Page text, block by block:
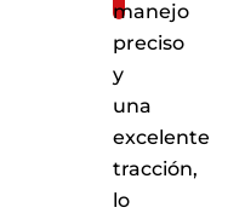
manejo
preciso
y
una
excelente
tracción,
lo